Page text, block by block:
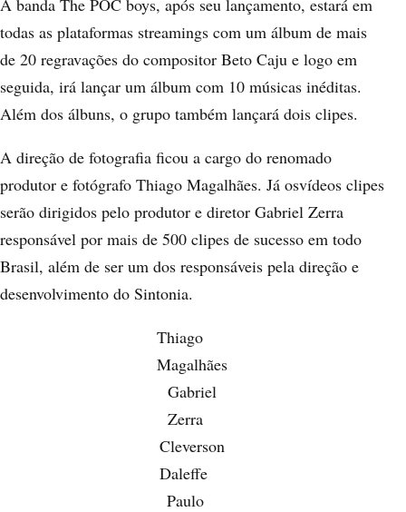
A banda The POC boys, após seu lançamento, estará em
todas as plataformas streamings com um álbum de mais
de 20 regravações do compositor Beto Caju e logo em
seguida, irá lançar um álbum com 10 músicas inéditas.
Além dos álbuns, o grupo também lançará dois clipes.
A direção de fotografia ficou a cargo do renomado
produtor e fotógrafo Thiago Magalhães. Já osvídeos clipes
serão dirigidos pelo produtor e diretor Gabriel Zerra
responsável por mais de 500 clipes de sucesso em todo
Brasil, além de ser um dos responsáveis pela direção e
desenvolvimento do Sintonia.
Thiago
Magalhães
Gabriel
Zerra
Cleverson
Daleffe
Paulo